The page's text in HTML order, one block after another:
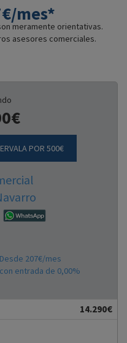
mes*
meramente orientativas.
asesores comerciales.
POR 500€
Desde 207€/mes
con entrada de 0,00%
14.290€